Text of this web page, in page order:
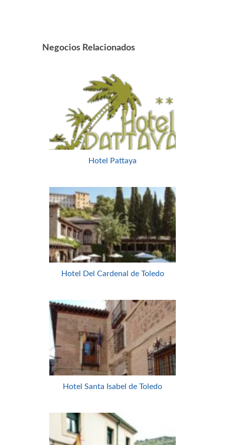
Negocios Relacionados
Hotel Pattaya
Hotel Del Cardenal de Toledo
Hotel Santa Isabel de Toledo